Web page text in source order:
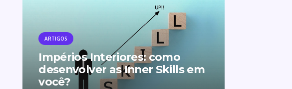
ARTIGOS
Impérios Interiores: como
desenvolver as Inner Skills em
você?